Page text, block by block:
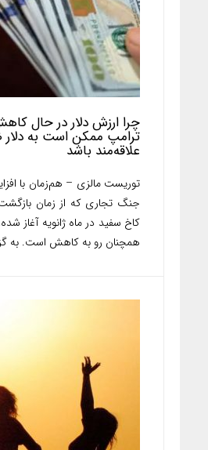
چرا ارزش دلار در حال
ترامپ ممکن است به
علاقه‌مند باشد
توریست مالزی – هم‌زمان با
جنگ تجاری که از زمان
کاخ سفید در ماه ژانویه آغاز
همچنان رو به کاهش است. به